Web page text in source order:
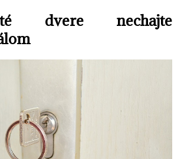
dvere nechajte